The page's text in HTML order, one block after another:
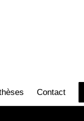
Contact